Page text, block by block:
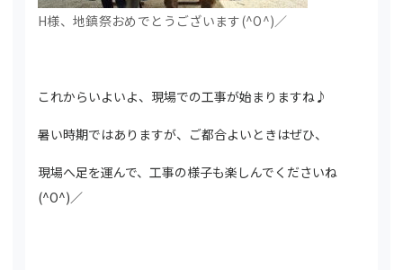
H様、地鎮祭おめでとうございます(^O^)／
これからいよいよ、現場での工事が始まりますね♪
暑い時期ではありますが、ご都合よいときはぜひ、
現場へ足を運んで、工事の様子も楽しんでくださいね
(^O^)／